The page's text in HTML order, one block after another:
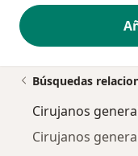
Búsquedas
Cirujanos
Cirujanos